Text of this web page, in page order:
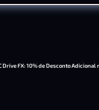
Drive FX: 10% de Desconto Adicional